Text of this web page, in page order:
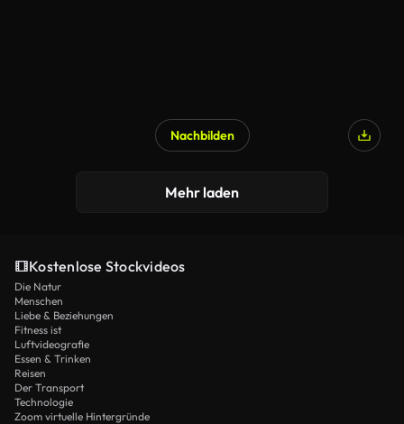
Nachbilden
Mehr laden
Kostenlose Stockvideos
Die Natur
Menschen
Liebe & Beziehungen
Fitness ist
Luftvideografie
Essen & Trinken
Reisen
Der Transport
Technologie
Zoom virtuelle Hintergründe